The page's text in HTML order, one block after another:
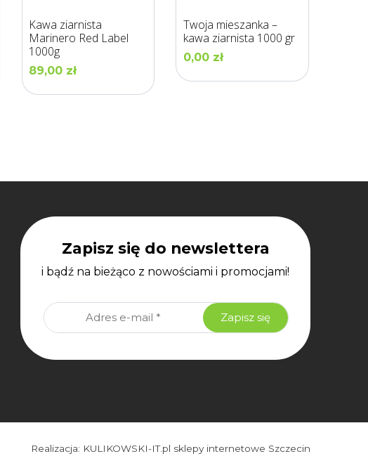
Kawa ziarnista
Marinero Red Label
1000g
89,00 zł
Twoja mieszanka –
kawa ziarnista 1000 gr
0,00 zł
Zapisz się do newslettera
i bądź na bieżąco z nowościami i promocjami!
Realizacja: KULIKOWSKI-IT.pl sklepy internetowe Szczecin